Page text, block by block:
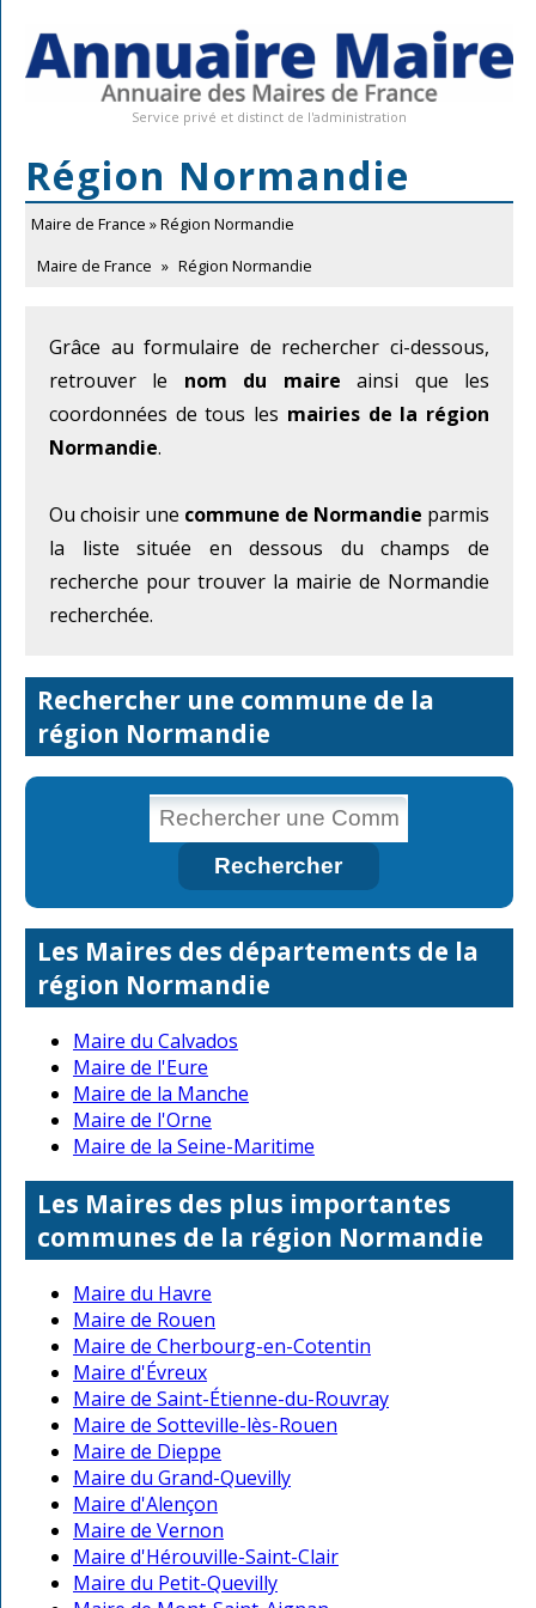
Service privé et distinct de l'administration
Région Normandie
Maire de France » Région Normandie
Maire de France » Région Normandie
Grâce au formulaire de rechercher ci-dessous,
retrouver le nom du maire ainsi que les
coordonnées de tous les mairies de la région
Normandie.
Ou choisir une commune de Normandie parmis
la liste située en dessous du champs de
recherche pour trouver la mairie de Normandie
recherchée.
Rechercher une commune de la
région Normandie
Les Maires des départements de la
région Normandie
Maire du Calvados
Maire de l'Eure
Maire de la Manche
Maire de l'Orne
Maire de la Seine-Maritime
Les Maires des plus importantes
communes de la région Normandie
Maire du Havre
Maire de Rouen
Maire de Cherbourg-en-Cotentin
Maire d'Évreux
Maire de Saint-Étienne-du-Rouvray
Maire de Sotteville-lès-Rouen
Maire de Dieppe
Maire du Grand-Quevilly
Maire d'Alençon
Maire de Vernon
Maire d'Hérouville-Saint-Clair
Maire du Petit-Quevilly